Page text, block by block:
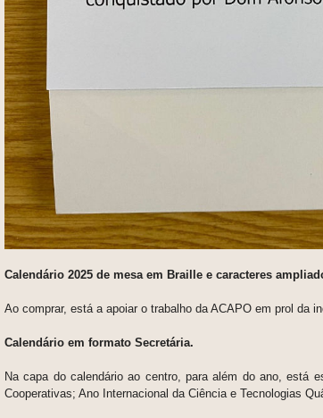
Calendário 2025 de mesa em Braille e caracteres
Ao comprar, está a apoiar o trabalho da ACAPO em prol da
Calendário em formato Secretária.
Na capa do calendário ao centro, para além do ano, está
Cooperativas; Ano Internacional da Ciência e Tecnologias